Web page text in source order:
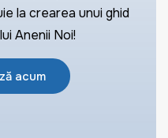
la crearea unui ghid
Anenii Noi!
acum